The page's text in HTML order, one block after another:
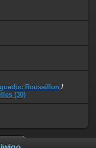
Roussillon /
(30)